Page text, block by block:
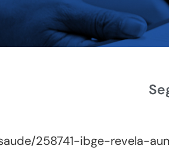
258741-ibge-revela-